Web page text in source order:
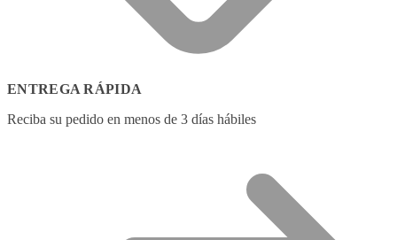
ENTREGA RÁPIDA
Reciba su pedido en menos de 3 días hábiles